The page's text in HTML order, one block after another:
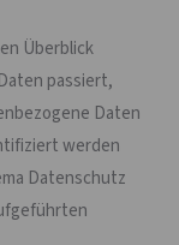
Überblick
passiert,
Daten
werden
Datenschutz